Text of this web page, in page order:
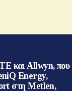
και Allwyn, που
Energy,
στη Metlen,